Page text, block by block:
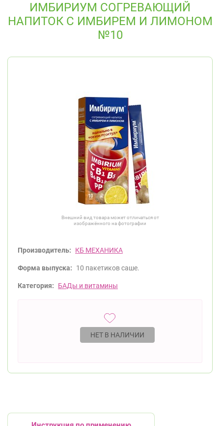
ИМБИРИУМ СОГРЕВАЮЩИЙ
НАПИТОК С ИМБИРЕМ И ЛИМОНОМ
№10
Внешний вид товара может отличаться от
изображённого на фотографии
Производитель: КБ МЕХАНИКА
Форма выпуска: 10 пакетиков саше.
Категория: БАДы и витамины
НЕТ В НАЛИЧИИ